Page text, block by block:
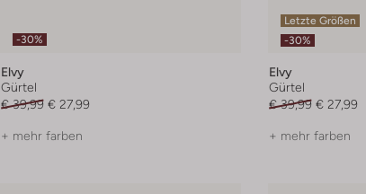
-30%
Elvy
Gürtel
€ 39,99 € 27,99
+ mehr farben
Letzte Größen
-30%
Elvy
Gürtel
€ 39,99 € 27,99
+ mehr farben